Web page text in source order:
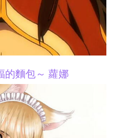
的麵包～ 蘿娜